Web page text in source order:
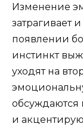
Изменение
затрагивает
появлении
инстинкт
уходят на
обсуждаются
и